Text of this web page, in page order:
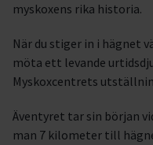
myskoxens rika historia.
När du stiger in i hägnet
möta ett levande
Myskoxcentrets
Äventyret tar sin början
man 7 kilometer till